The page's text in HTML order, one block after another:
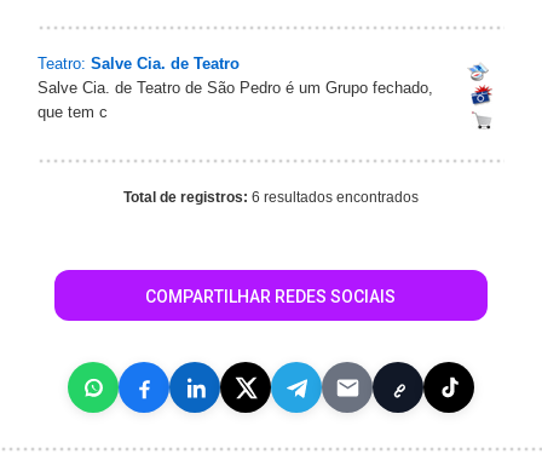
Teatro: Salve Cia. de Teatro
Salve Cia. de Teatro de São Pedro é um Grupo fechado,
que tem c
Total de registros: 6 resultados encontrados
COMPARTILHAR REDES SOCIAIS